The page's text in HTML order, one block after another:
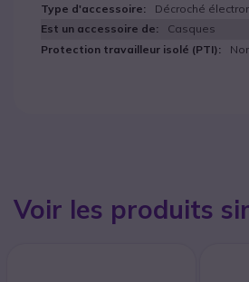
Décroché
Casques
Voir les produits